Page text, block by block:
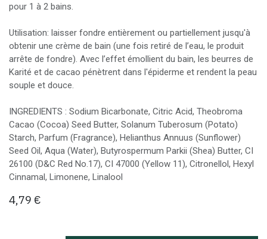
pour 1 à 2 bains.
Utilisation: laisser fondre entièrement ou partiellement jusqu'à
obtenir une crème de bain (une fois retiré de l’eau, le produit
arrête de fondre). Avec l’effet émollient du bain, les beurres de
Karité et de cacao pénètrent dans l'épiderme et rendent la peau
souple et douce.
INGREDIENTS : Sodium Bicarbonate, Citric Acid, Theobroma
Cacao (Cocoa) Seed Butter, Solanum Tuberosum (Potato)
Starch, Parfum (Fragrance), Helianthus Annuus (Sunflower)
Seed Oil, Aqua (Water), Butyrospermum Parkii (Shea) Butter, CI
26100 (D&C Red No.17), CI 47000 (Yellow 11), Citronellol, Hexyl
Cinnamal, Limonene, Linalool
4,79 €